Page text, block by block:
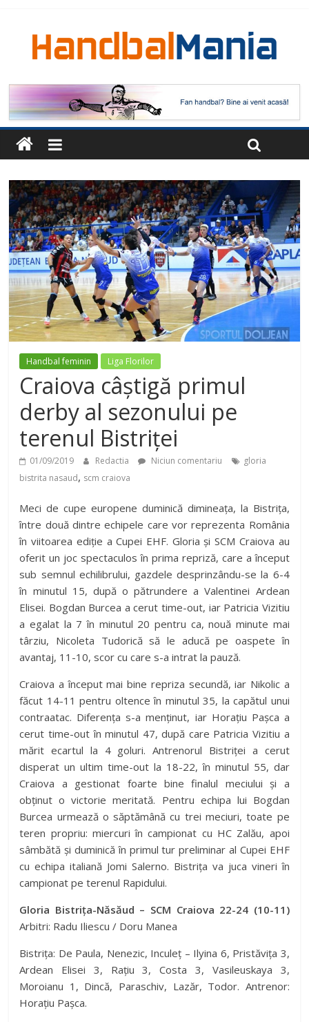
Handbal feminin Liga Florilor
Craiova câștigă primul
derby al sezonului pe
terenul Bistriței
01/09/2019 Redactia Niciun comentariu
gloria
bistrita nasaud, scm craiova
Meci de cupe europene duminică dimineața, la Bistrița,
între două dintre echipele care vor reprezenta România
în viitoarea ediție a Cupei EHF. Gloria și SCM Craiova au
oferit un joc spectaculos în prima repriză, care a început
sub semnul echilibrului, gazdele desprinzându-se la 6-4
în minutul 15, după o pătrundere a Valentinei Ardean
Elisei. Bogdan Burcea a cerut time-out, iar Patricia Vizitiu
a egalat la 7 în minutul 20 pentru ca, nouă minute mai
târziu, Nicoleta Tudorică să le aducă pe oaspete în
avantaj, 11-10, scor cu care s-a intrat la pauză.
Craiova a început mai bine repriza secundă, iar Nikolic a
făcut 14-11 pentru oltence în minutul 35, la capătul unui
contraatac. Diferența s-a menținut, iar Horațiu Pașca a
cerut time-out în minutul 47, după care Patricia Vizitiu a
mărit ecartul la 4 goluri. Antrenorul Bistriței a cerut
disperat un ultim time-out la 18-22, în minutul 55, dar
Craiova a gestionat foarte bine finalul meciului și a
obținut o victorie meritată. Pentru echipa lui Bogdan
Burcea urmează o săptămână cu trei meciuri, toate pe
teren propriu: miercuri în campionat cu HC Zalău, apoi
sâmbătă și duminică în primul tur preliminar al Cupei EHF
cu echipa italiană Jomi Salerno. Bistrița va juca vineri în
campionat pe terenul Rapidului.
Gloria Bistrița-Năsăud – SCM Craiova 22-24 (10-11)
Arbitri: Radu Iliescu / Doru Manea
Bistrița: De Paula, Nenezic, Inculeț – Ilyina 6, Pristăvița 3,
Ardean Elisei 3, Rațiu 3, Costa 3, Vasileuskaya 3,
Moroianu 1, Dincă, Paraschiv, Lazăr, Todor. Antrenor:
Horațiu Pașca.